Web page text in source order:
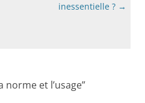
inessentielle ? →
norme et l’usage”